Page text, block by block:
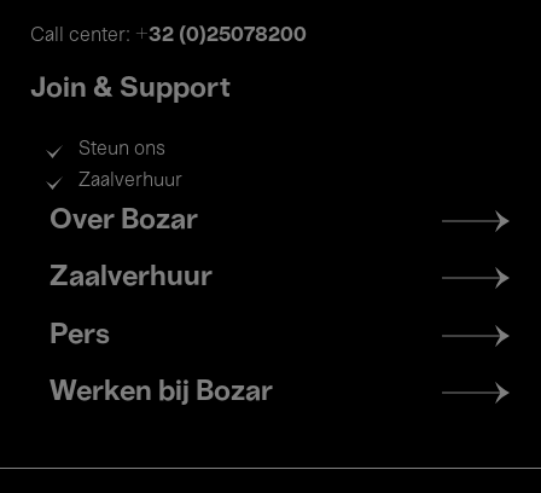
Call center: +32 (0)25078200
Join & Support
Steun ons
Zaalverhuur
Footer
menu
Over Bozar
Zaalverhuur
Pers
Werken bij Bozar